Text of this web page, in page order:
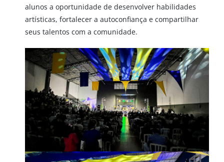
alunos a oportunidade de desenvolver habilidades
artísticas, fortalecer a autoconfiança e compartilhar
seus talentos com a comunidade.